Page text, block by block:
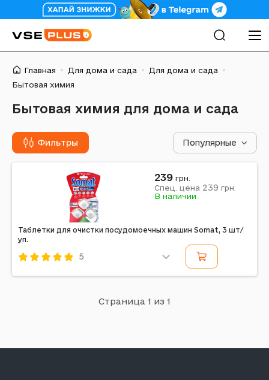
Главная Для дома и сада
Для дома и сада
Бытовая химия
Бытовая химия для дома и сада
Фильтры Популярные
Таблетки для очистки посудомоечных машин Somat, 3 шт/
уп.
5
Примечание: Количество в упаковке, шт: 3 | Класс
239 грн.
Спец. цена 239 грн.
В наличии
Страница 1 из 1